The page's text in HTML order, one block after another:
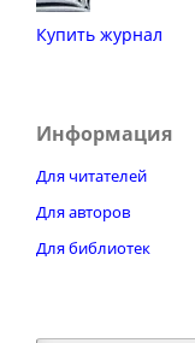
Купить журнал
Информация
Для читателей
Для авторов
Для библиотек